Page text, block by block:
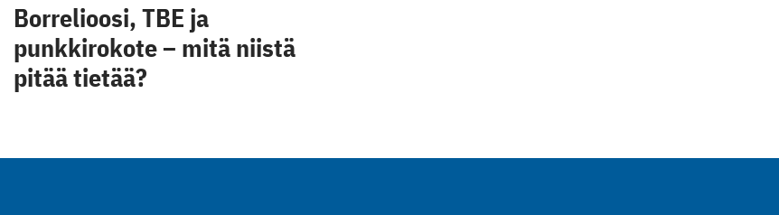
Borrelioosi, TBE ja
punkkirokote – mitä niistä
pitää tietää?